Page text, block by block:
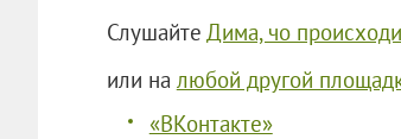
Слушайте Дима, чо
или на любой другой
«ВКонтакте»